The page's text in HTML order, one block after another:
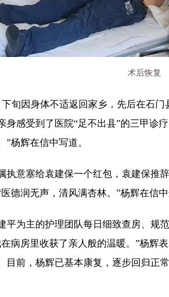
术后恢复
旬因身体不适返回家乡，先后在石
身感受到了医院“足不出县”的三甲诊
杨辉在信中写道。
执意塞给袁建保一个红包，袁建保推
德润无声，清风满杏林。”杨辉在信中
平为主的护理团队每日细致查房、规
病房里收获了亲人般的温暖。”杨辉
目前，杨辉已基本康复，逐步回归正常